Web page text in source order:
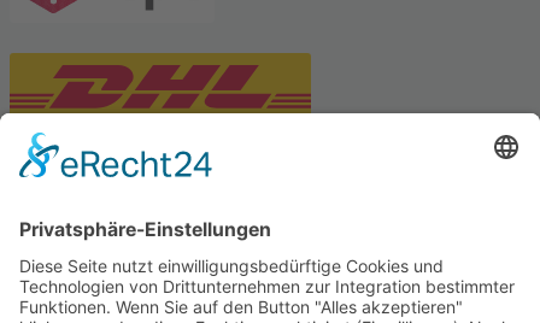
Tekal – Textile Lebensqualität
Exklusive moderne & Orientteppiche